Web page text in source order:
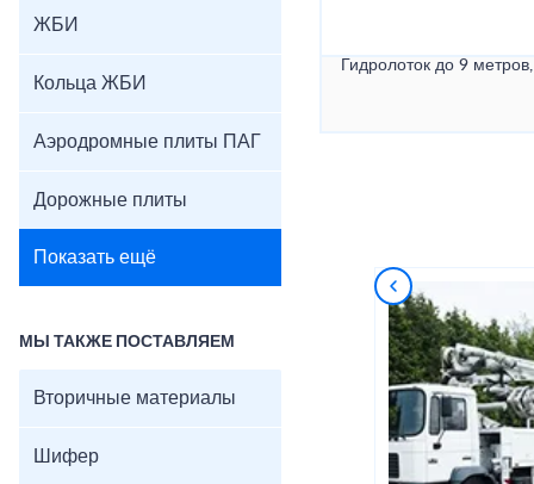
ЖБИ
Кольца ЖБИ
Аэродромные плиты ПАГ
Дорожные плиты
Показать ещё
МЫ ТАКЖЕ ПОСТАВЛЯЕМ
Вторичные материалы
Шифер
Гидролоток до 9